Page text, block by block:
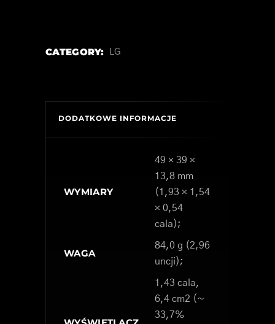
CATEGORY: LG
DODATKOWE INFORMACJE
WYMIARY
49 × 39 ×
13,8 mm
(1,93 × 1,54
× 0,54
cala);
WAGA
84,0 g (2,96
uncji);
1,43 cala,
6,4 cm2 (~
33,7%